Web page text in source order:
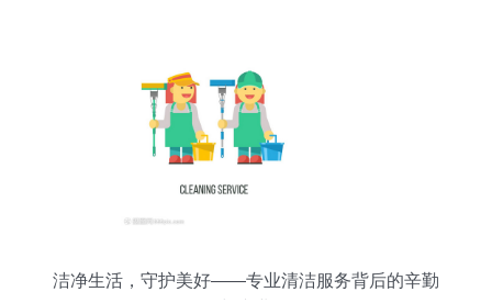
洁净生活，守护美好——专业清洁服务背后的辛勤